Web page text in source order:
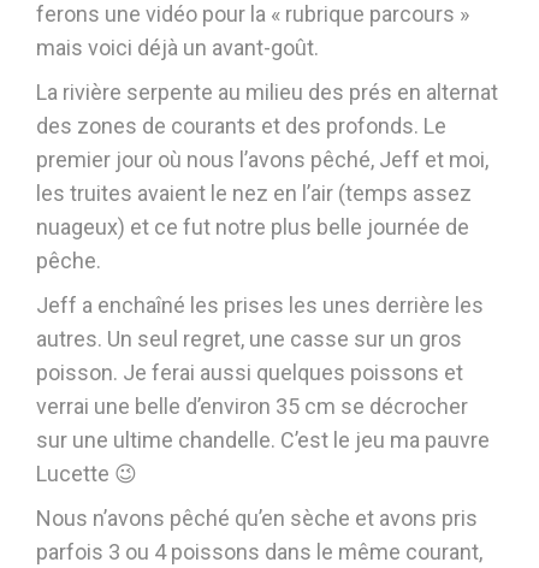
ferons une vidéo pour la « rubrique parcours »
mais voici déjà un avant-goût.
La rivière serpente au milieu des prés en alternat
des zones de courants et des profonds. Le
premier jour où nous l’avons pêché, Jeff et moi,
les truites avaient le nez en l’air (temps assez
nuageux) et ce fut notre plus belle journée de
pêche.
Jeff a enchaîné les prises les unes derrière les
autres. Un seul regret, une casse sur un gros
poisson. Je ferai aussi quelques poissons et
verrai une belle d’environ 35 cm se décrocher
sur une ultime chandelle. C’est le jeu ma pauvre
Lucette 😉
Nous n’avons pêché qu’en sèche et avons pris
parfois 3 ou 4 poissons dans le même courant,